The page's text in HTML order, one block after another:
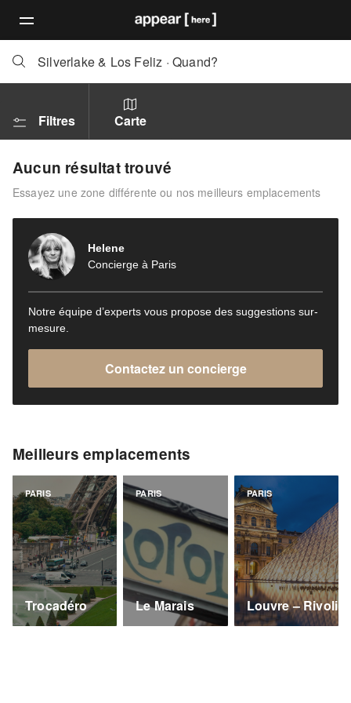
Silverlake & Los Feliz · Quand?
Filtres Carte
Aucun résultat trouvé
Essayez une zone différente ou nos meilleurs emplacements
Helene
Concierge à Paris
Notre équipe d’experts vous propose des suggestions sur-
mesure.
Contactez un concierge
Meilleurs emplacements
PARIS
Trocadéro
PARIS
Le Marais
PARIS
Louvre – Rivoli